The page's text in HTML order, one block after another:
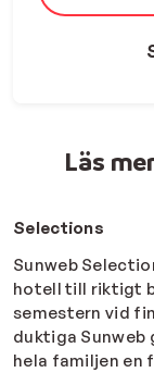
Läs
Selections
Sunweb
hotell till riktigt
semestern vid
duktiga Sunweb
hela familjen en